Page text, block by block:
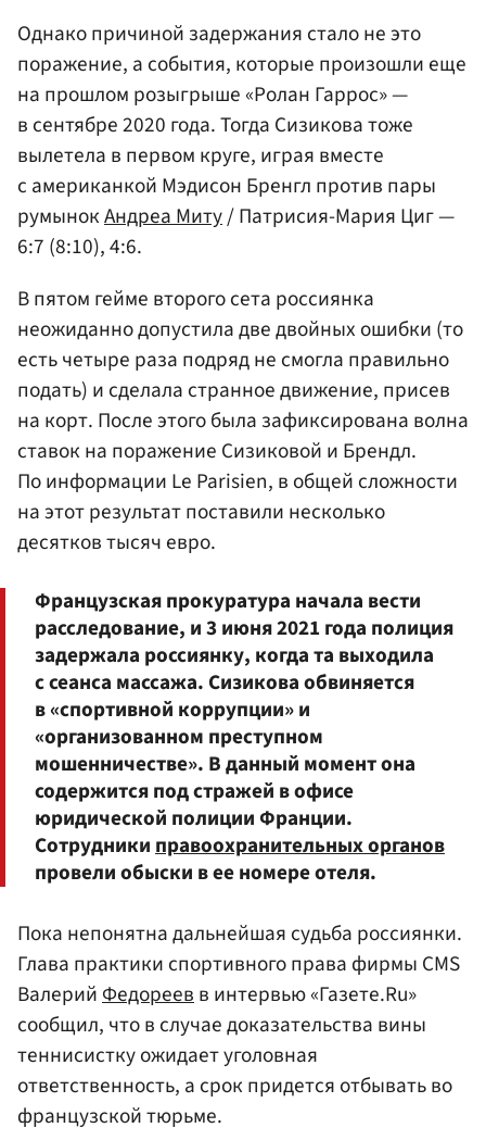
Однако причиной задержания стало не это
поражение, а события, которые произошли еще
на прошлом розыгрыше «Ролан Гаррос» —
в сентябре 2020 года. Тогда Сизикова тоже
вылетела в первом круге, играя вместе
с американкой Мэдисон Бренгл против пары
румынокАндреа Миту/ Патрисия-Мария Циг —
6:7 (8:10), 4:6.
В пятом гейме второго сета россиянка
неожиданно допустила две двойных ошибки (то
есть четыре раза подряд не смогла правильно
подать) и сделала странное движение, присев
на корт. После этого была зафиксирована волна
ставок на поражение Сизиковой и Брендл.
По информации Le Parisien, в общей сложности
на этот результат поставили несколько
десятков тысяч евро.
Французская прокуратура начала вести
расследование, и 3 июня 2021 года полиция
задержала россиянку, когда та выходила
с сеанса массажа. Сизикова обвиняется
в «спортивной коррупции» и
«организованном преступном
мошенничестве». В данный момент она
содержится под стражей в офисе
юридической полиции Франции.
Сотрудникиправоохранительных органов
провели обыски в ее номере отеля.
Пока непонятна дальнейшая судьба россиянки.
Глава практики спортивного права фирмы CMS
ВалерийФедореевв интервью «Газете.Ru»
сообщил, что в случае доказательства вины
теннисистку ожидает уголовная
ответственность, а срок придется отбывать во
французской тюрьме.